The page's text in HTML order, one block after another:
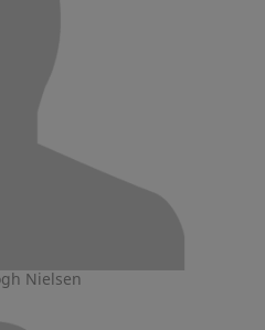
Nielsen